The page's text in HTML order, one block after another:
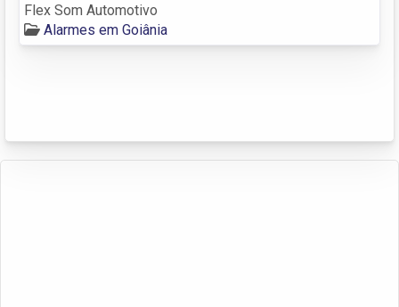
Flex Som Automotivo
Alarmes em Goiânia